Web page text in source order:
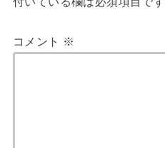
コメント ※